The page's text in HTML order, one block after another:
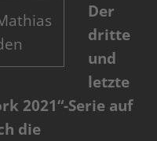
Der
dritte
und
letzte
2021“-Serie auf
die